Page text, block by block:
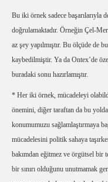
Bu iki örnek sadece başarılarıyla
doğrulamaktadır. Örneğin Çel-
az şey yapılmıştır. Bu ölçüde de
kaybedilmiştir. Ya da Ontex’de
buradaki sonu hazırlamıştır.
* Her iki örnek, mücadeleyi
önemini, diğer taraftan da bu
konumumuzu sağlamlaştırmaya
mücadelesini politik sahaya
bakımdan eğitmez ve örgütsel bir
bir sınırı olduğunu unutmamak